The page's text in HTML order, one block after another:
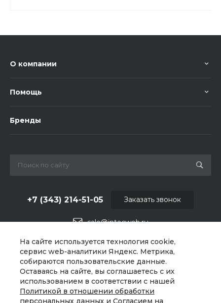
На сайте используется технология cookie,
сервис web-аналитики Яндекс. Метрика,
собираются пользовательские данные.
Оставаясь на сайте, вы соглашаетесь с их
использованием в соответствии с нашей
Политикой в отношении обработки
персональных данных и Согласием на
О компании
Помощь
Бренды
sale@intecweb.ru
+7 (343) 214-51-05
г. Екатеринбург, Варшавское ш., 159, оф 206
Заказать звонок